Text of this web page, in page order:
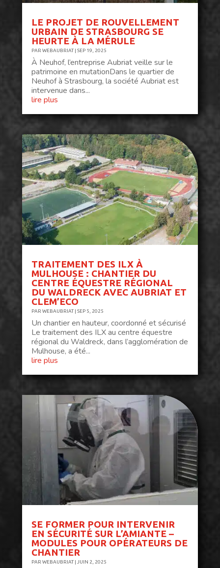
LE PROJET DE ROUVELLEMENT
URBAIN DE STRASBOURG SE
HEURTE À LA MÉRULE
PARWEBAUBRIAT| SEP 19, 2025
À Neuhof, l’entreprise Aubriat veille sur le
patrimoine en mutationDans le quartier de
Neuhof à Strasbourg, la société Aubriat est
intervenue dans...
lire plus
TRAITEMENT DES ILX À
MULHOUSE : CHANTIER DU
CENTRE ÉQUESTRE RÉGIONAL
DU WALDRECK AVEC AUBRIAT ET
CLEM’ECO
PAR WEBAUBRIAT| SEP 5, 2025
Un chantier en hauteur, coordonné et sécurisé
Le traitement des ILX au centre équestre
régional du Waldreck, dans l’agglomération de
Mulhouse, a été...
lire plus
SE FORMER POUR INTERVENIR
EN SÉCURITÉ SUR L’AMIANTE –
MODULES POUR OPÉRATEURS DE
CHANTIER
PAR WEBAUBRIAT| JUIN 2, 2025